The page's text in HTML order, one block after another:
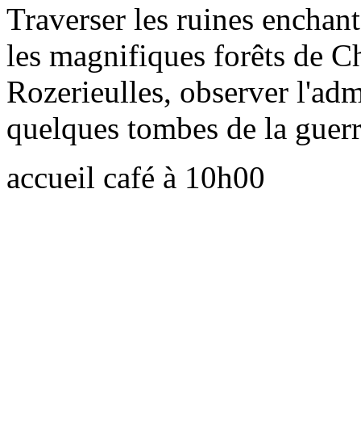
Traverser les ruines
les magnifiques forêts de
Rozerieulles, observer
quelques tombes de la
accueil café à 10h00